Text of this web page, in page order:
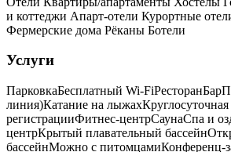
и коттеджи Апарт-отели Курортные
Фермерские дома Рёканы Ботели
Услуги
ПарковкаБесплатный Wi-FiРесторанБар
линия)Катание на лыжахКруглосуточная
регистрацииФитнес-центрСаунаСпа и
центрКрытый плавательный бассейн
бассейнМожно с питомцамиКонференц-